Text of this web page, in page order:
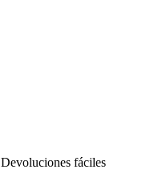
Devoluciones fáciles